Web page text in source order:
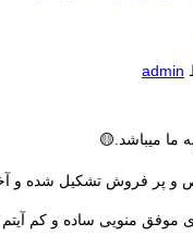
admin
ما میباشد.🟡
فروش تشکیل شده و آخر
موفق منویی ساده و کم